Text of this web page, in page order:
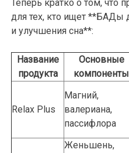
Теперь кратко о том, что
для тех, кто ищет **БАДы
и улучшения сна**:
Название
продукта
Основные
компоненты
Relax Plus
Магний,
валериана,
пассифлора
Женьшень,